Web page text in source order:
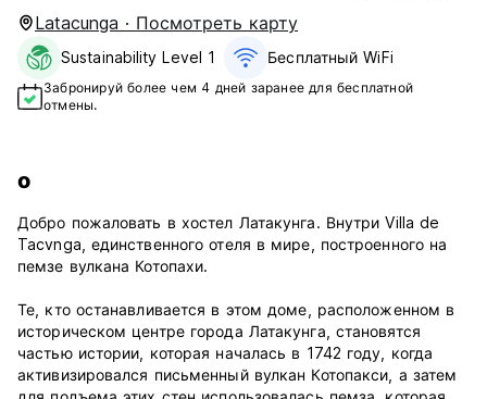
Latacunga · Посмотреть карту
Sustainability Level 1 Бесплатный WiFi
Забронируй более чем 4 дней заранее для бесплатной
отмены.
о
Добро пожаловать в хостел Латакунга. Внутри Villa de
Tacvnga, единственного отеля в мире, построенного на
пемзе вулкана Котопахи.
Те, кто останавливается в этом доме, расположенном в
историческом центре города Латакунга, становятся
частью истории, которая началась в 1742 году, когда
активизировался письменный вулкан Котопакси, а затем